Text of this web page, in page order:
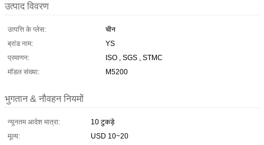
उत्पाद विवरण
उत्पत्ति के प्लेस:
चीन
ब्रांड नाम:
YS
प्रमाणन:
ISO , SGS , STMC
मॉडल संख्या:
M5200
भुगतान & नौवहन नियमों
न्यूनतम आदेश मात्रा:
10 टुकड़े
मूल्य:
USD 10~20